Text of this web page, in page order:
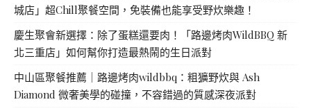
城店」超Chill聚餐空間，免裝備也能享受野炊樂趣！
慶生聚會新選擇：除了蛋糕還要肉！「路邊烤肉WildBBQ 新
北三重店」如何幫你打造最熱鬧的生日派對
中山區聚餐推薦｜路邊烤肉wildbbq：粗獷野炊與 Ash
Diamond 微奢美學的碰撞，不容錯過的質感深夜派對